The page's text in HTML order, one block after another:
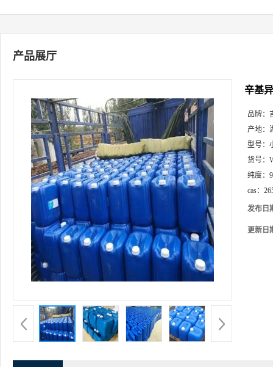
产品展厅
辛基
品牌：
产地：
型号：
货号：
纯度：
cas：
发布日
更新日